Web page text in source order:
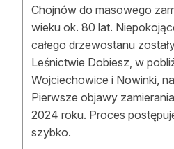
Chojnów do masowego
wieku ok. 80 lat.
całego drzewostanu
Leśnictwie Dobiesz, w
Wojciechowice i Nowinki,
Pierwsze objawy
2024 roku. Proces
szybko.